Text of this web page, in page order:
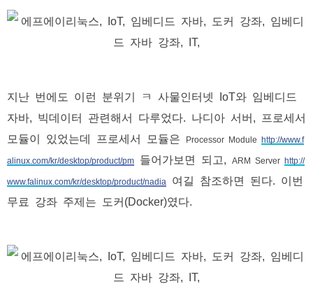
지난 번에도 이런 분위기 ㅋ 사물인터넷 IoT와 임베디드
자바, 빅데이터 관련해서 다루었다. 나디아 서버, 프로세서
모듈이 있었는데 프로세서 모듈은
Processor Module http://www.f
alinux.com/kr/desktop/product/pm 들어가보면 되고, ARM Server http://
www.falinux.com/kr/desktop/product/nadia
여길 참조하면 된다. 이번
무료 강좌 주제는 도커(Docker)였다.